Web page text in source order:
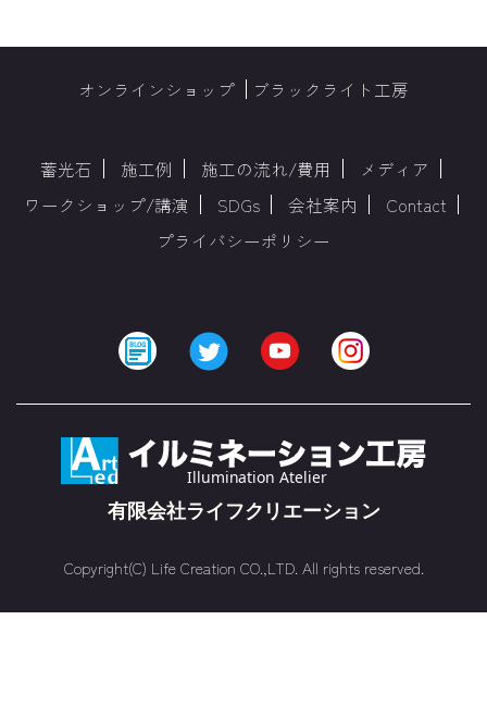
オンラインショップ ブラックライト工房
蓄光石 施工例 施工の流れ/費用
メディア
ワークショップ/講演
SDGs 会社案内
Contact
プライバシーポリシー
Copyright(C) Life Creation CO.,LTD. All rights reserved.